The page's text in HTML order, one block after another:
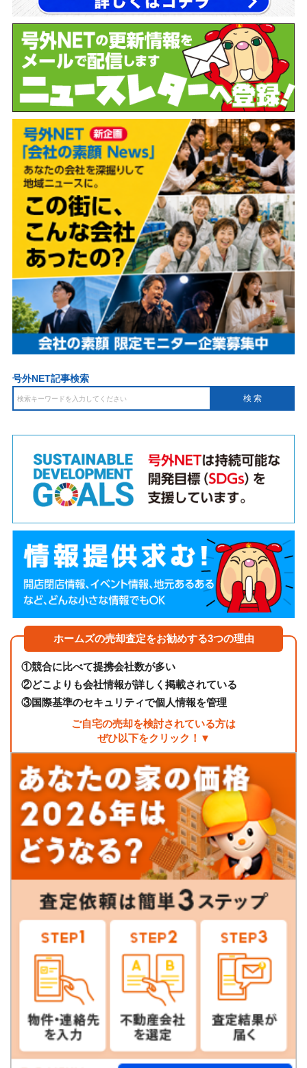
号外NET記事検索
ホームズの売却査定をお勧めする3つの理由
①競合に比べて提携会社数が多い
②どこよりも会社情報が詳しく掲載されている
③国際基準のセキュリティで個人情報を管理
ご自宅の売却を検討されている方は
ぜひ以下をクリック！▼